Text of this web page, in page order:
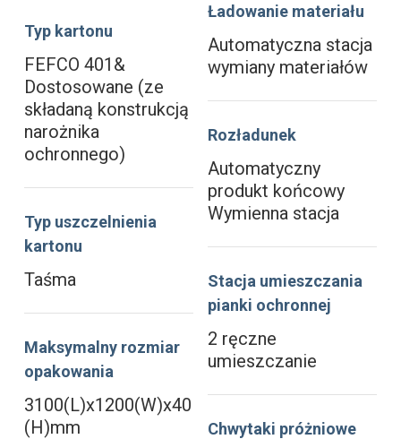
Typ kartonu
FEFCO 401&
Dostosowane (ze
składaną konstrukcją
narożnika
ochronnego)
Typ uszczelnienia
kartonu
Taśma
Maksymalny rozmiar
opakowania
3100(L)x1200(W)x40
(H)mm
Ładowanie materiału
Automatyczna stacja
wymiany materiałów
Rozładunek
Automatyczny
produkt końcowy
Wymienna stacja
Stacja umieszczania
pianki ochronnej
2 ręczne
umieszczanie
Chwytaki próżniowe